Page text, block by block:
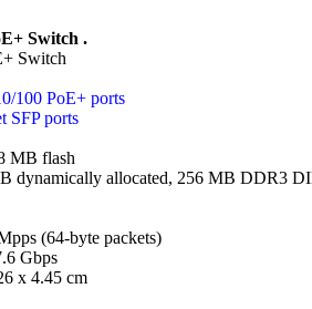
Switch .
Switch
100 PoE+ ports
SFP ports
MB flash
dynamically allocated, 256 MB DDR3
(64-byte packets)
Gbps
x 4.45 cm